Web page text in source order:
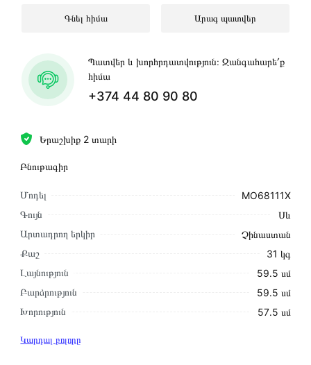
Երաշխիք 2 տարի
Բնութագիր
Մոդել
MO68111X
Գույն
Սև
Արտադրող երկիր
Չինաստան
Քաշ
31 կգ
Լայնություն
59․5 սմ
Բարձրություն
59․5 սմ
Խորություն
57․5 սմ
Կարդալ բոլորը
Գնել հիմա Արագ պատվեր
Պատվեր և խորհրդատվություն։ Զանգահարե՛ք
հիմա
+374 44 80 90 80